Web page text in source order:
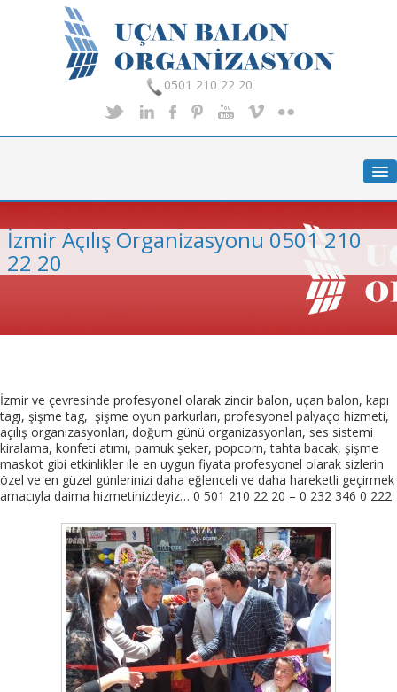
0501 210 22 20
Hakkımızda
Hizmetlerimiz
Organizasyon
İzmir Açılış Organizasyonu 0501 210
22 20
İzmir ve çevresinde profesyonel olarak zincir balon, uçan balon, kapı
tagı, şişme tag, şişme oyun parkurları, profesyonel palyaço hizmeti,
açılış organizasyonları, doğum günü organizasyonları, ses sistemi
kiralama, konfeti atımı, pamuk şeker, popcorn, tahta bacak, şişme
maskot gibi etkinlikler ile en uygun fiyata profesyonel olarak sizlerin
özel ve en güzel günlerinizi daha eğlenceli ve daha hareketli geçirmek
amacıyla daima hizmetinizdeyiz… 0 501 210 22 20 – 0 232 346 0 222